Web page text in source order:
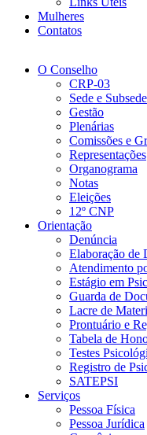
Mulheres
Contatos
O Conselho
CRP-03
Sede e
Gestão
Plenárias
Comissões e
Representações
Organograma
Notas
Eleições
12º CNP
Orientação
Denúncia
Elaboração de
Atendimento
Estágio em
Guarda de
Lacre de
Prontuário e
Tabela de
Testes
Registro de
SATEPSI
Serviços
Pessoa Física
Pessoa Jurídica